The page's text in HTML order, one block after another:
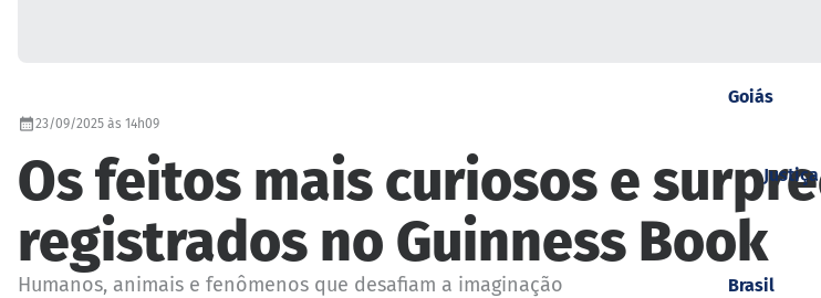
Justiça
Goiás
Brasil
23/09/2025 às 14h09
Os feitos mais curiosos e
registrados no Guinness Book
Humanos, animais e fenômenos que desafiam a imaginação